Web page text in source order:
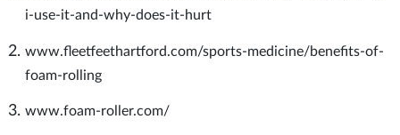
i-use-it-and-why-does-it-hurt
www.fleetfeethartford.com/sports-medicine/benefits-of-
foam-rolling
www.foam-roller.com/